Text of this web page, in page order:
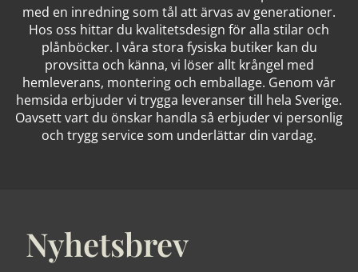
med en inredning som tål att ärvas av generationer.
Hos oss hittar du kvalitetsdesign för alla stilar och
plånböcker. I våra stora fysiska butiker kan du
provsitta och känna, vi löser allt krångel med
hemleverans, montering och emballage. Genom vår
hemsida erbjuder vi trygga leveranser till hela Sverige.
Oavsett vart du önskar handla så erbjuder vi personlig
och trygg service som underlättar din vardag.
Nyhetsbrev